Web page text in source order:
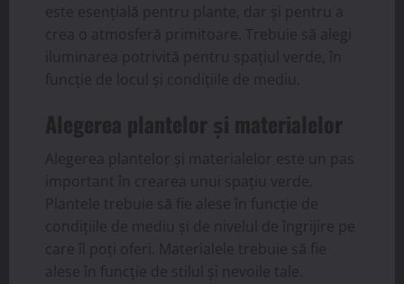
este esențială pentru plante, dar și pentru a
crea o atmosferă primitoare. Trebuie să alegi
iluminarea potrivită pentru spațiul verde, în
funcție de locul și condițiile de mediu.
Alegerea plantelor și materialelor
Alegerea plantelor și materialelor este un pas
important în crearea unui spațiu verde.
Plantele trebuie să fie alese în funcție de
condițiile de mediu și de nivelul de îngrijire pe
care îl poți oferi. Materialele trebuie să fie
alese în funcție de stilul și nevoile tale.